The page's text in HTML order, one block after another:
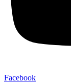
Facebook